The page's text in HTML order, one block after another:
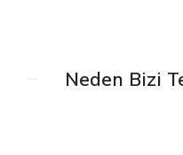
Neden Bizi